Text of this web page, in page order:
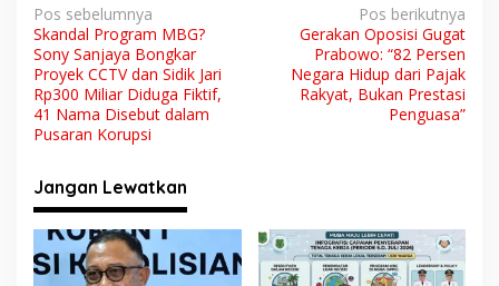
N
a
v
i
g
a
s
i
p
Pos sebelumnya
Skandal Program MBG?
Sony Sanjaya Bongkar
Proyek CCTV dan Sidik Jari
Rp300 Miliar Diduga Fiktif,
41 Nama Disebut dalam
Pusaran Korupsi
Pos berikutnya
Gerakan Oposisi Gugat
Prabowo: “82 Persen
Negara Hidup dari Pajak
Rakyat, Bukan Prestasi
Penguasa”
Jangan Lewatkan